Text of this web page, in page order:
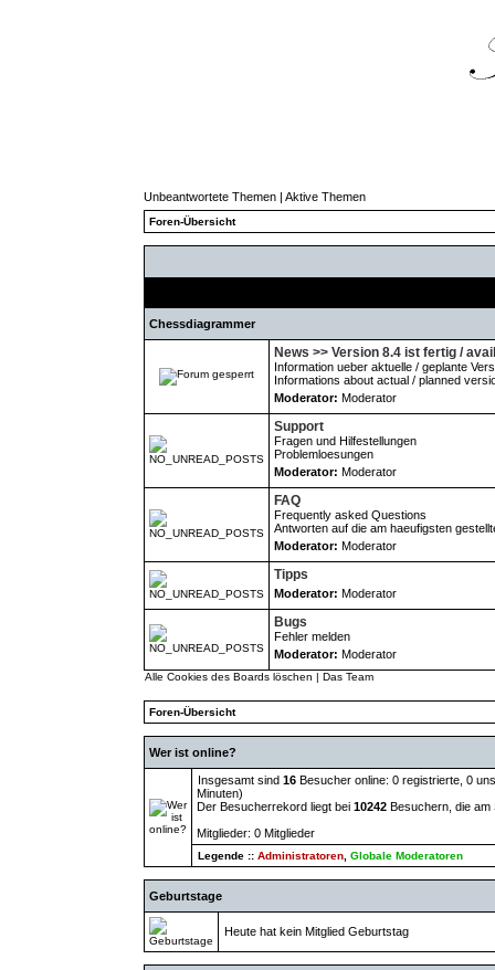
Unbeantwortete Themen | Aktive Themen
Foren-Übersicht
Chessdiagrammer
News >> Version 8.4 ist fertig /
Information ueber aktuelle / geplante
Informations about actual / planned
Moderator: Moderator
Support
Fragen und Hilfestellungen
Problemloesungen
Moderator: Moderator
FAQ
Frequently asked Questions
Antworten auf die am haeufigsten
Moderator: Moderator
Tipps
Moderator: Moderator
Bugs
Fehler melden
Moderator: Moderator
Alle Cookies des Boards löschen | Das Team
Foren-Übersicht
Wer ist online?
Insgesamt sind 16 Besucher online: 0 registrierte, 0
Minuten)
Der Besucherrekord liegt bei 10242 Besuchern, die am
Mitglieder: 0 Mitglieder
Legende :: Administratoren Globale Moderatoren
Geburtstage
Heute hat kein Mitglied Geburtstag